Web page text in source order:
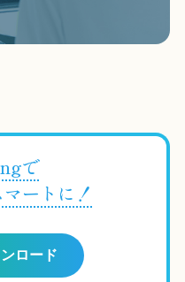
で
ートに！
ロード